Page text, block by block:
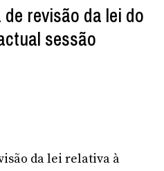
revisão da lei do
sessão
da lei relativa à